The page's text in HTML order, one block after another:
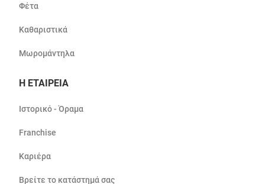
Φέτα
Καθαριστικά
Μωρομάντηλα
Η ΕΤΑΙΡΕΙΑ
Ιστορικό - Όραμα
Franchise
Καριέρα
Βρείτε το κατάστημά σας